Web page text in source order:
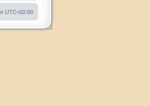
UTC+02:00